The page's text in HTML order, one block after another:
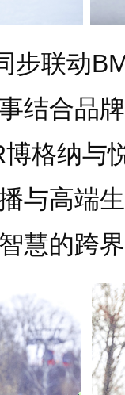
步联动
结合品
格纳与
与高端
慧的跨